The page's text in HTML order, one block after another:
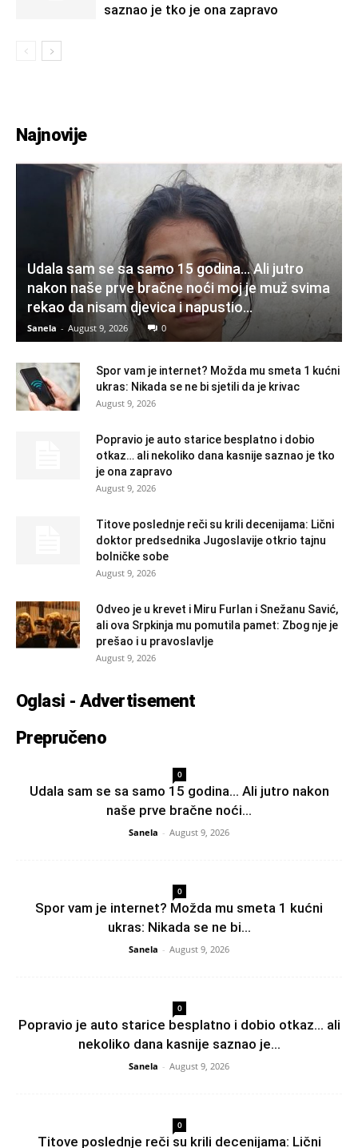
saznao je tko je ona zapravo
Najnovije
Udala sam se sa samo 15 godina… Ali jutro
nakon naše prve bračne noći moj je muž svima
rekao da nisam djevica i napustio...
Sanela - August 9, 2026 0
Spor vam je internet? Možda mu smeta 1 kućni
ukras: Nikada se ne bi sjetili da je krivac
August 9, 2026
Popravio je auto starice besplatno i dobio
otkaz… ali nekoliko dana kasnije saznao je tko
je ona zapravo
August 9, 2026
Titove poslednje reči su krili decenijama: Lični
doktor predsednika Jugoslavije otkrio tajnu
bolničke sobe
August 9, 2026
Odveo je u krevet i Miru Furlan i Snežanu Savić,
ali ova Srpkinja mu pomutila pamet: Zbog nje je
prešao i u pravoslavlje
August 9, 2026
Oglasi - Advertisement
Prepručeno
0
Udala sam se sa samo 15 godina… Ali jutro nakon
naše prve bračne noći...
Sanela - August 9, 2026
0
Spor vam je internet? Možda mu smeta 1 kućni
ukras: Nikada se ne bi...
Sanela - August 9, 2026
0
Popravio je auto starice besplatno i dobio otkaz… ali
nekoliko dana kasnije saznao je...
Sanela - August 9, 2026
0
Titove poslednje reči su krili decenijama: Lični